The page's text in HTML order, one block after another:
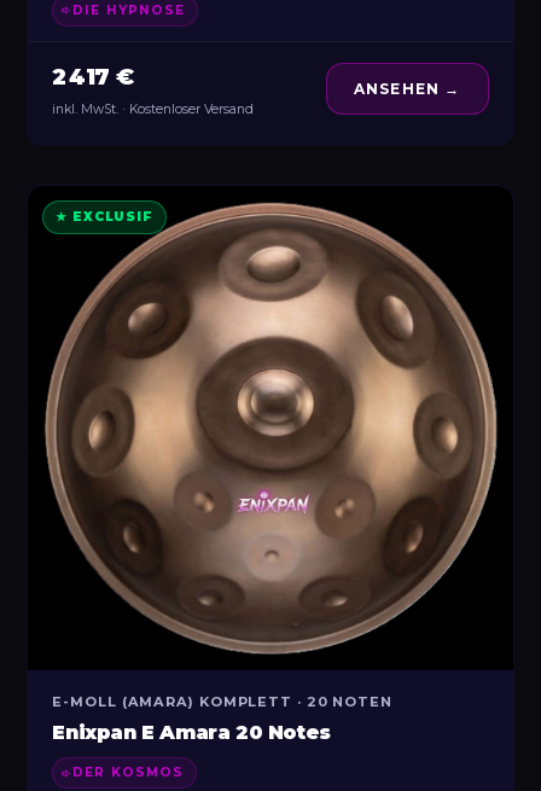
DIE HYPNOSE
2 417 €
inkl. MwSt. · Kostenloser Versand
ANSEHEN →
★ EXCLUSIF
E-MOLL (AMARA) KOMPLETT · 20 NOTEN
Enixpan E Amara 20 Notes
DER KOSMOS